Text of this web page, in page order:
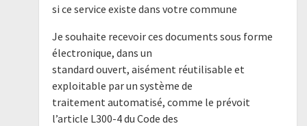
si ce service existe dans votre commune
Je souhaite recevoir ces documents sous forme
électronique, dans un
standard ouvert, aisément réutilisable et
exploitable par un système de
traitement automatisé, comme le prévoit
l’article L300-4 du Code des